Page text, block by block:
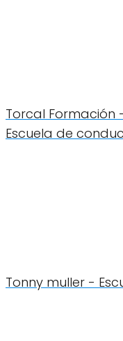
Torcal Formación
Escuela de
Tonny muller -